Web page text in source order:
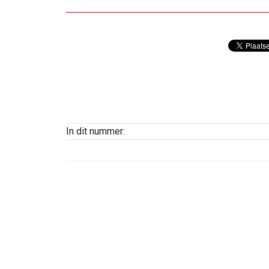
In dit nummer: